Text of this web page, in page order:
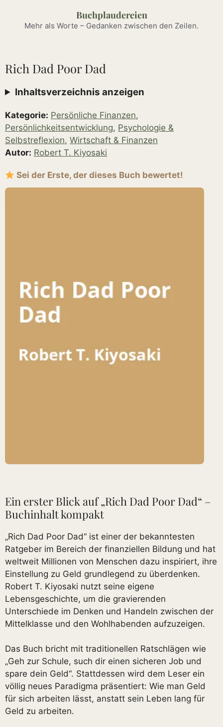
springen
Buchplaudereien
Mehr als Worte – Gedanken zwischen den Zeilen.
Rich Dad Poor Dad
Inhaltsverzeichnis anzeigen
Kategorie: Persönliche Finanzen,
Persönlichkeitsentwicklung, Psychologie &
Selbstreflexion, Wirtschaft & Finanzen
Autor: Robert T. Kiyosaki
Sei der Erste, der dieses Buch bewertet!
Ein erster Blick auf „Rich Dad Poor Dad“ –
Buchinhalt kompakt
„Rich Dad Poor Dad“ ist einer der bekanntesten
Ratgeber im Bereich der finanziellen Bildung und hat
weltweit Millionen von Menschen dazu inspiriert, ihre
Einstellung zu Geld grundlegend zu überdenken.
Robert T. Kiyosaki nutzt seine eigene
Lebensgeschichte, um die gravierenden
Unterschiede im Denken und Handeln zwischen der
Mittelklasse und den Wohlhabenden aufzuzeigen.
Das Buch bricht mit traditionellen Ratschlägen wie
„Geh zur Schule, such dir einen sicheren Job und
spare dein Geld“. Stattdessen wird dem Leser ein
völlig neues Paradigma präsentiert: Wie man Geld
für sich arbeiten lässt, anstatt sein Leben lang für
Geld zu arbeiten.